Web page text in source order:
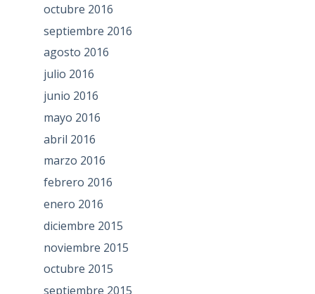
octubre 2016
septiembre 2016
agosto 2016
julio 2016
junio 2016
mayo 2016
abril 2016
marzo 2016
febrero 2016
enero 2016
diciembre 2015
noviembre 2015
octubre 2015
septiembre 2015